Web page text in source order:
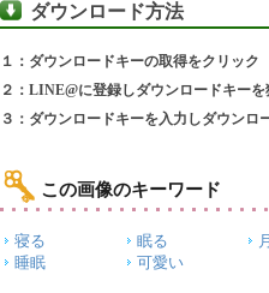
ダウンロード方法
１：ダウンロードキーの取得をクリック
２：LINE@に登録しダウンロードキーを
３：ダウンロードキーを入力しダウンロ
この画像のキーワード
寝る 眠る 月
睡眠
可愛い